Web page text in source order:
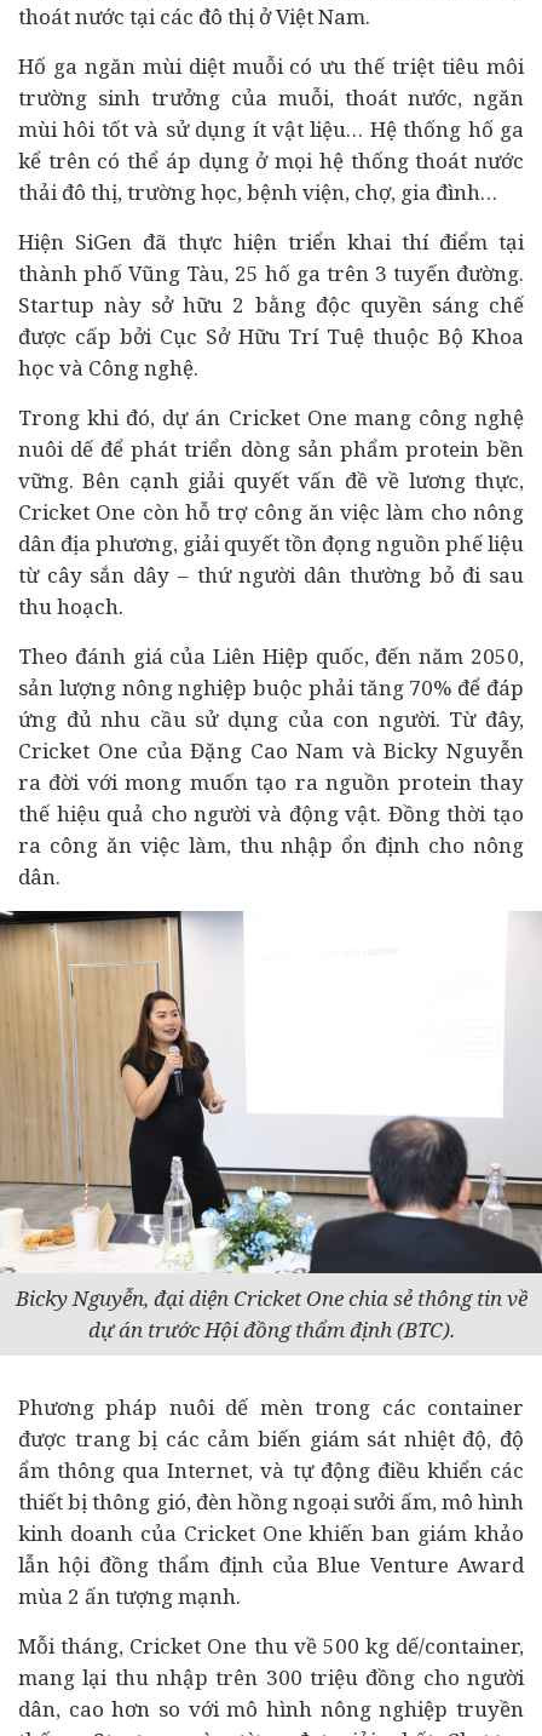
thoát nước tại các đô thị ở Việt Nam.
Hố ga ngăn mùi diệt muỗi có ưu thế triệt tiêu môi
trường sinh trưởng của muỗi, thoát nước, ngăn
mùi hôi tốt và sử dụng ít vật liệu… Hệ thống hố ga
kể trên có thể áp dụng ở mọi hệ thống thoát nước
thải đô thị, trường học, bệnh viện, chợ, gia đình…
Hiện SiGen đã thực hiện triển khai thí điểm tại
thành phố Vũng Tàu, 25 hố ga trên 3 tuyến đường.
Startup này sở hữu 2 bằng độc quyền sáng chế
được cấp bởi Cục Sở Hữu Trí Tuệ thuộc Bộ Khoa
học và Công nghệ.
Trong khi đó, dự án Cricket One mang công nghệ
nuôi dế để phát triển dòng sản phẩm protein bền
vững. Bên cạnh giải quyết vấn đề về lương thực,
Cricket One còn hỗ trợ công ăn việc làm cho nông
dân địa phương, giải quyết tồn đọng nguồn phế liệu
từ cây sắn dây – thứ người dân thường bỏ đi sau
thu hoạch.
Theo đánh giá của Liên Hiệp quốc, đến năm 2050,
sản lượng nông nghiệp buộc phải tăng 70% để đáp
ứng đủ nhu cầu sử dụng của con người. Từ đây,
Cricket One của Đặng Cao Nam và Bicky Nguyễn
ra đời với mong muốn tạo ra nguồn protein thay
thế hiệu quả cho người và động vật. Đồng thời tạo
ra công ăn việc làm, thu nhập ổn định cho nông
dân.
Bicky Nguyễn, đại diện Cricket One chia sẻ thông tin về
dự án trước Hội đồng thẩm định (BTC).
Phương pháp nuôi dế mèn trong các container
được trang bị các cảm biến giám sát nhiệt độ, độ
ẩm thông qua Internet, và tự động điều khiển các
thiết bị thông gió, đèn hồng ngoại sưởi ấm, mô hình
kinh doanh của Cricket One khiến ban giám khảo
lẫn hội đồng thẩm định của Blue Venture Award
mùa 2 ấn tượng mạnh.
Mỗi tháng, Cricket One thu về 500 kg dế/container,
mang lại thu nhập trên 300 triệu đồng cho người
dân, cao hơn so với mô hình nông nghiệp truyền